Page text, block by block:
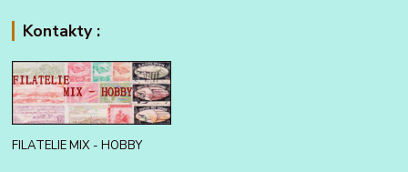
Kontakty :
FILATELIE MIX - HOBBY